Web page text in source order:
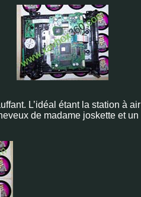
L’idéal étant la station à air
de madame joskette et un